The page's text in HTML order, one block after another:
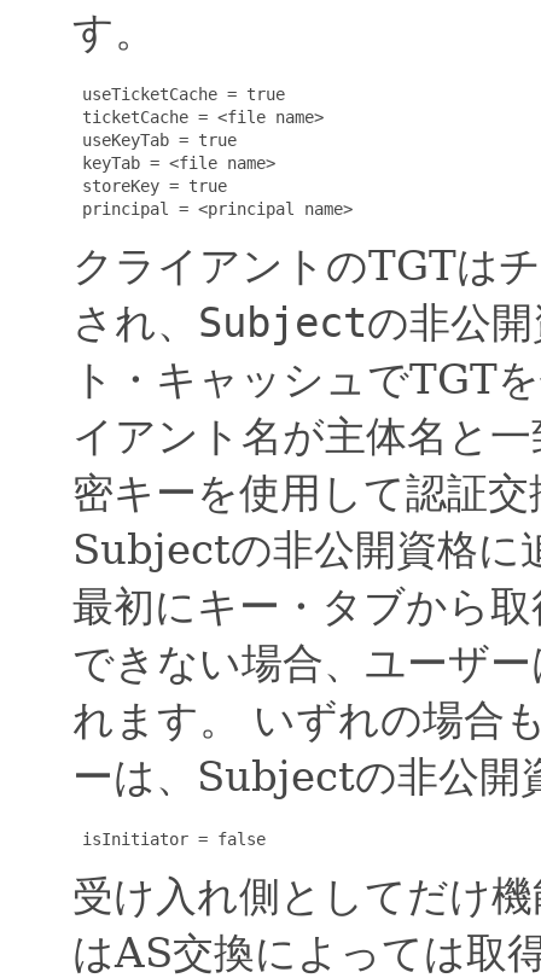
す。
useTicketCache = true
ticketCache = <file name>
useKeyTab = true
keyTab = <file name>
storeKey = true
principal = <principal name>
クライアントのTGTは
され、 Subjectの非公
ト・キャッシュでTGT
イアント名が主体名と
密キーを使用して認証
Subjectの非公開資格に
最初にキー・タブから
できない場合、ユーザ
れます。
いずれの場合
ーは、Subjectの非公開
isInitiator = false
受け入れ側としてだけ
はAS交換によっては取